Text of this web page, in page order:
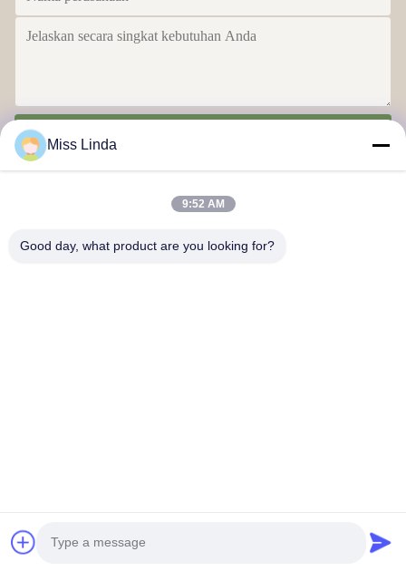
Copyright © 2014-2026 China Kingmax Industrial Co.,ltd.. All Rights Reserved.
Miss Linda
9:52 AM
Good day, what product are you looking for?